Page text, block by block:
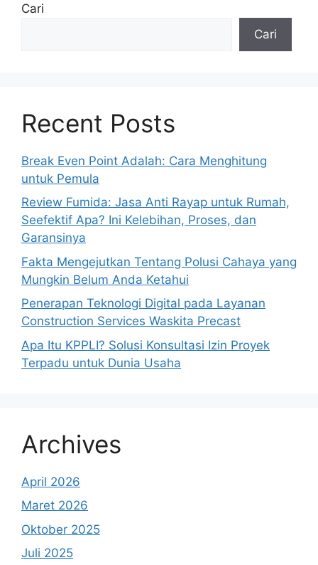
Cari
Cari
Recent Posts
Break Even Point Adalah: Cara Menghitung
untuk Pemula
Review Fumida: Jasa Anti Rayap untuk Rumah,
Seefektif Apa? Ini Kelebihan, Proses, dan
Garansinya
Fakta Mengejutkan Tentang Polusi Cahaya yang
Mungkin Belum Anda Ketahui
Penerapan Teknologi Digital pada Layanan
Construction Services Waskita Precast
Apa Itu KPPLI? Solusi Konsultasi Izin Proyek
Terpadu untuk Dunia Usaha
Archives
April 2026
Maret 2026
Oktober 2025
Juli 2025